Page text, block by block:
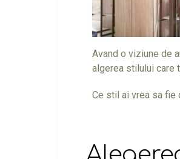
Avand o viziune de
algerea stilului care
Ce stil ai vrea sa fie